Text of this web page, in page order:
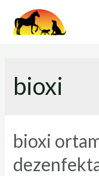
bioxi
bioxi